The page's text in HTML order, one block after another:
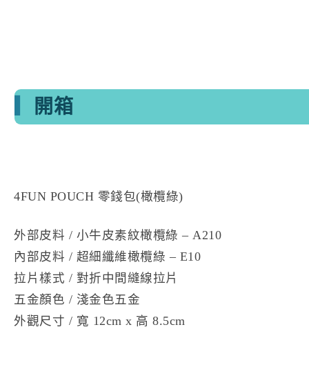
開箱
4FUN POUCH 零錢包(橄欖綠)
外部皮料 / 小牛皮素紋橄欖綠 – A210
內部皮料 / 超細纖維橄欖綠 – E10
拉片樣式 / 對折中間縫線拉片
五金顏色 / 淺金色五金
外觀尺寸 / 寬 12cm x 高 8.5cm